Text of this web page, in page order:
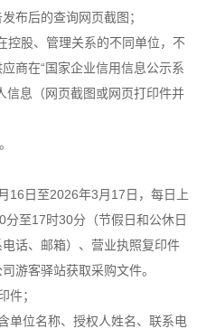
布后的查询网页截图；
控股、管理关系的不同单位，不
商在“国家企业信用信息公示系
信息（网页截图或网页打印件并
16日至2026年3月17 日，每日上
至17时30分（节假日和公休日
话、邮箱）、营业执照复印件
游客驿站获取采购文件。
件；
单位名称、授权人姓名、联系电